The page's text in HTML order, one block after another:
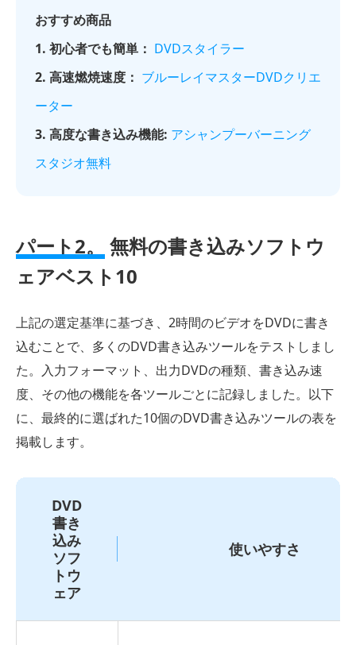
おすすめ商品
1. 初心者でも簡単： DVDスタイラー
2. 高速燃焼速度： ブルーレイマスターDVDクリエ
ーター
3. 高度な書き込み機能: アシャンプーバーニング
スタジオ無料
パート2。
無料の書き込みソフトウ
ェアベスト10
上記の選定基準に基づき、2時間のビデオをDVDに書き
込むことで、多くのDVD書き込みツールをテストしまし
た。入力フォーマット、出力DVDの種類、書き込み速
度、その他の機能を各ツールごとに記録しました。以下
に、最終的に選ばれた10個のDVD書き込みツールの表を
掲載します。
DVD
書き
込み
ソフ
トウ
ェア
使いやすさ